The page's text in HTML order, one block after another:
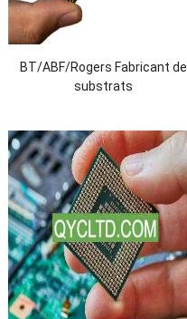
BT/ABF/Rogers Fabricant de
substrats